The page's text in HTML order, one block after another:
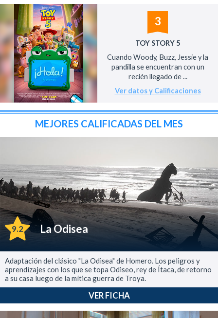
3
TOY STORY 5
Cuando Woody, Buzz, Jessie y la
pandilla se encuentran con un
recién llegado de ...
Ver datos y Calificaciones
MEJORES CALIFICADAS DEL MES
9.2 La Odisea
Adaptación del clásico "La Odisea" de Homero. Los peligros y
aprendizajes con los que se topa Odiseo, rey de Ítaca, de retorno
a su casa luego de la mítica guerra de Troya.
VER FICHA